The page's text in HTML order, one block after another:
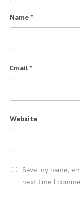
Name*
Email*
Website
Save my name,
next time I